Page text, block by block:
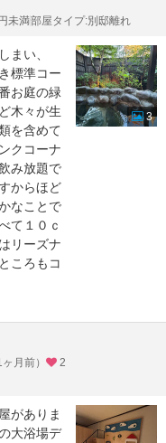
未満部屋タイプ:別邸離れ
まい、
標準コー
お庭の緑
木々が生
を含めて
クコーナ
み放題で
からほど
なことで
て１０ｃ
リーズナ
ころもコ
3
月前）
2
がありま
大浴場デ